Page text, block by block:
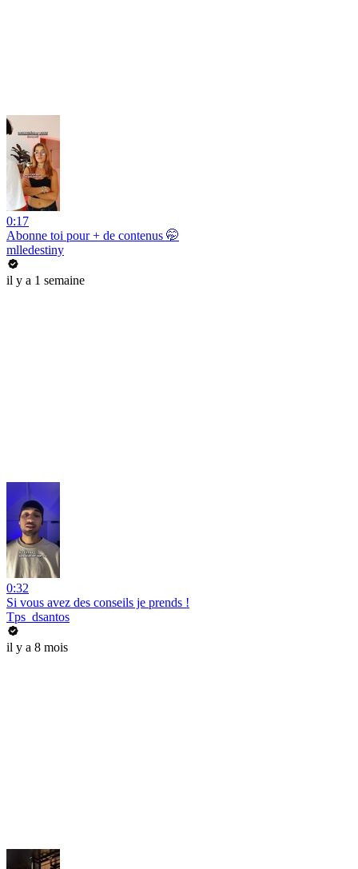
0:17
Abonne toi pour + de contenus 🤭
mlledestiny
il y a 1 semaine
0:32
Si vous avez des conseils je prends !
Tps_dsantos
il y a 8 mois